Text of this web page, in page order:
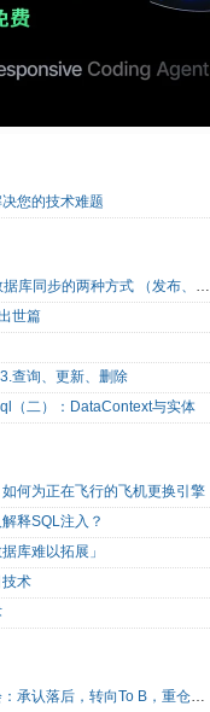
您的技术难题
SQL Server 2008 数据库同步的两种方式 （发布、订阅）
世篇
查询、更新、删除
（二）：DataContext与实体
何为正在飞行的飞机更换引擎
释SQL注入？
库难以拓展」
术
字节年内二开全员会：承认落后，转向To B，重仓年轻人